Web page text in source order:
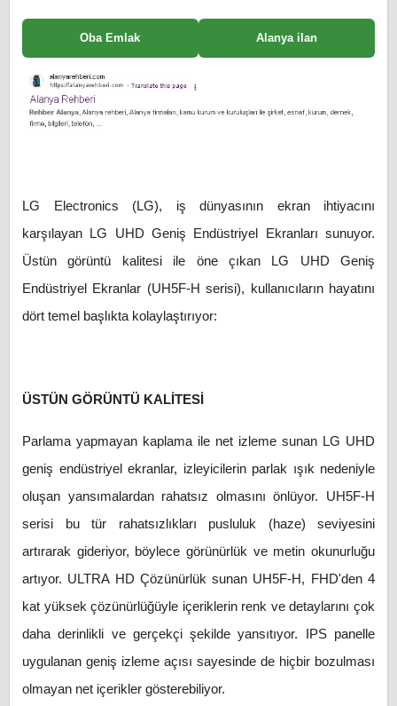
Oba Emlak Alanya ilan
LG Electronics (LG), iş dünyasının ekran ihtiyacını
karşılayan LG UHD Geniş Endüstriyel Ekranları sunuyor.
Üstün görüntü kalitesi ile öne çıkan LG UHD Geniş
Endüstriyel Ekranlar (UH5F-H serisi), kullanıcıların hayatını
dört temel başlıkta kolaylaştırıyor:
ÜSTÜN GÖRÜNTÜ KALİTESİ
Parlama yapmayan kaplama ile net izleme sunan LG UHD
geniş endüstriyel ekranlar, izleyicilerin parlak ışık nedeniyle
oluşan yansımalardan rahatsız olmasını önlüyor. UH5F-H
serisi bu tür rahatsızlıkları pusluluk (haze) seviyesini
artırarak gideriyor, böylece görünürlük ve metin okunurluğu
artıyor. ULTRA HD Çözünürlük sunan UH5F-H, FHD'den 4
kat yüksek çözünürlüğüyle içeriklerin renk ve detaylarını çok
daha derinlikli ve gerçekçi şekilde yansıtıyor. IPS panelle
uygulanan geniş izleme açısı sayesinde de hiçbir bozulması
olmayan net içerikler gösterebiliyor.